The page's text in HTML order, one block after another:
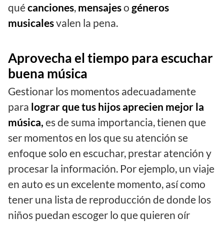
quécanciones, mensajeso géneros
musicalesvalen la pena.
Aprovecha el tiempo para escuchar
buena música
Gestionar los momentos adecuadamente
para lograr que tus hijos aprecien mejor la
música, es de suma importancia, tienen que
ser momentos en los que su atención se
enfoque solo en escuchar, prestar atención y
procesar la información. Por ejemplo, un viaje
en auto es un excelente momento, así como
tener una lista de reproducción de donde los
niños puedan escoger lo que quieren oír